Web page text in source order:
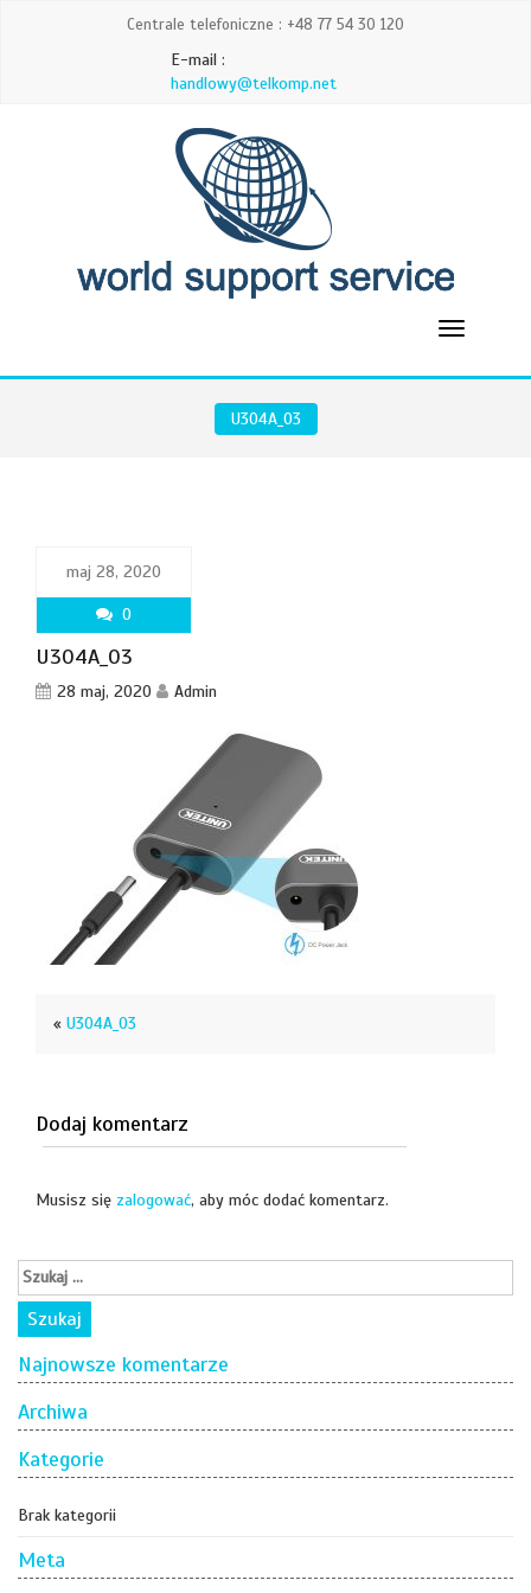
Centrale telefoniczne : +48 77 54 30 120
E-mail :
handlowy@telkomp.net
U304A_03
maj 28, 2020
0
U304A_03
28 maj, 2020 Admin
« U304A_03
Dodaj komentarz
Musisz się zalogować, aby móc dodać komentarz.
Najnowsze komentarze
Archiwa
Kategorie
Brak kategorii
Meta